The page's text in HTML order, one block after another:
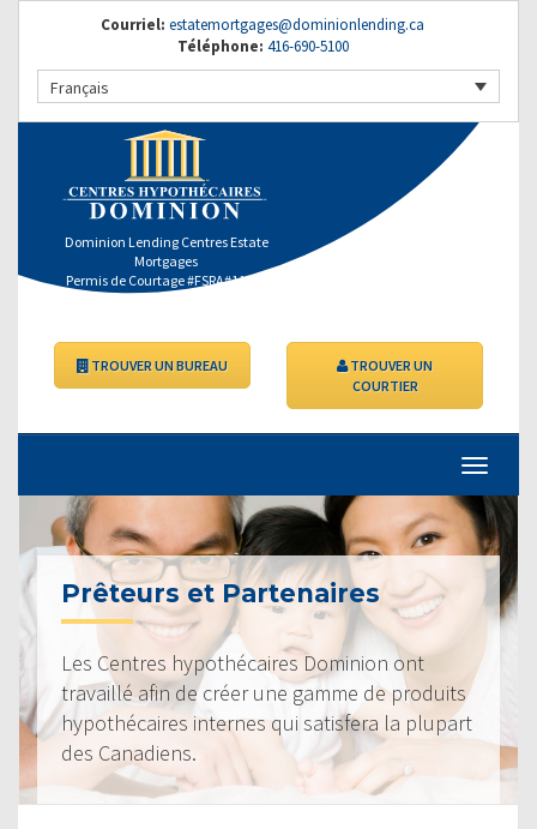
Courriel: estatemortgages@dominionlending.ca
Téléphone: 416-690-5100
Français
Dominion Lending Centres Estate
Mortgages
Permis de Courtage #FSRA#11363
TROUVER UN BUREAU
TROUVER UN
COURTIER
Prêteurs et Partenaires
Les Centres hypothécaires Dominion ont
travaillé afin de créer une gamme de produits
hypothécaires internes qui satisfera la plupart
des Canadiens.